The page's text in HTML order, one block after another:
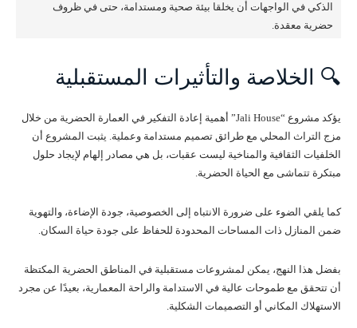
الذكي في الواجهات أن يخلقا بيئة صحية ومستدامة، حتى في ظروف
حضرية معقدة.
🔍 الخلاصة والتأثيرات المستقبلية
يؤكد مشروع “Jali House” أهمية إعادة التفكير في العمارة الحضرية من خلال
مزج التراث المحلي مع طرائق تصميم مستدامة وعملية. يثبت المشروع أن
الخلفيات الثقافية والمناخية ليست عقبات، بل هي مصادر إلهام لإيجاد حلول
مبتكرة تتماشى مع الحياة الحضرية.
كما يلقي الضوء على ضرورة الانتباه إلى الخصوصية، جودة الإضاءة، والتهوية
ضمن المنازل ذات المساحات المحدودة للحفاظ على جودة حياة السكان.
بفضل هذا النهج، يمكن لمشروعات مستقبلية في المناطق الحضرية المكتظة
أن تتحقق مع طموحات عالية في الاستدامة والراحة المعمارية، بعيدًا عن مجرد
الاستهلاك المكاني أو التصميمات الشكلية.